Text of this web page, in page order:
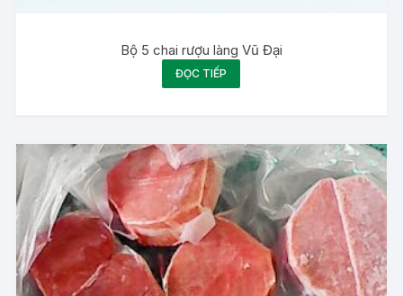
Bộ 5 chai rượu làng Vũ Đại
ĐỌC TIẾP